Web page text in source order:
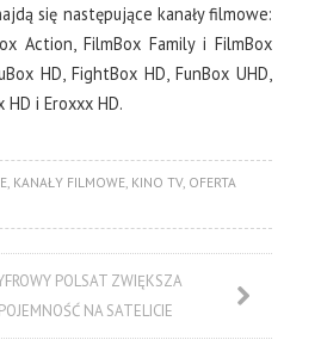
się następujące kanały filmowe:
Action, FilmBox Family i FilmBox
HD, FightBox HD, FunBox UHD,
HD i Eroxxx HD.
, KANAŁY FILMOWE, KINO TV, OFERTA
POLSAT ZWIĘKSZA
POJEMNOŚĆ NA SATELICIE